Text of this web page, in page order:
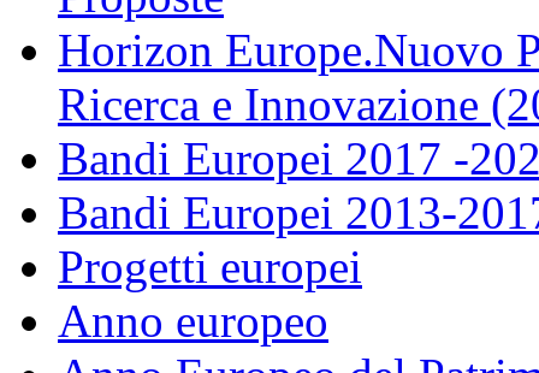
Horizon Europe.Nuovo
Ricerca e Innovazione
Bandi Europei 2017 -
Bandi Europei 2013-
Progetti europei
Anno europeo